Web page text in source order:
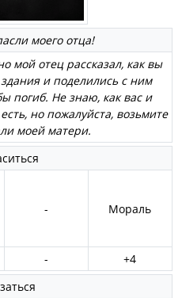
моего отца!
мой отец рассказал, как вы
и поделились с ним
погиб. Не знаю, как вас и
но пожалуйста, возьмите
моей матери.
- Мораль
-
+4